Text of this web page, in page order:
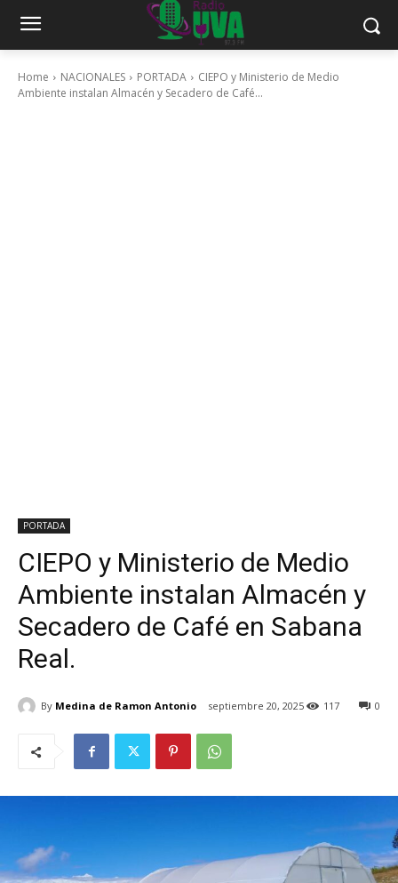
Home NACIONALES PORTADA
CIEPO y Ministerio de Medio
Ambiente instalan Almacén y Secadero de Café...
PORTADA
CIEPO y Ministerio de Medio
Ambiente instalan Almacén y
Secadero de Café en Sabana
Real.
By Medina de Ramon Antonio septiembre 20, 2025 0
117